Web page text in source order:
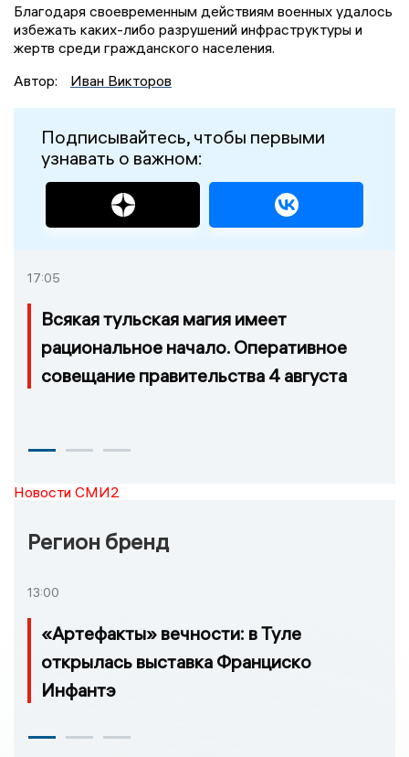
Благодаря своевременным действиям военных удалось
избежать каких-либо разрушений инфраструктуры и
жертв среди гражданского населения.
Автор:
Иван Викторов
Подписывайтесь, чтобы первыми
узнавать о важном:
17:05
Всякая тульская магия имеет
рациональное начало. Оперативное
совещание правительства 4 августа
Новости СМИ2
Регион бренд
13:00
«Артефакты» вечности: в Туле
открылась выставка Франциско
Инфантэ